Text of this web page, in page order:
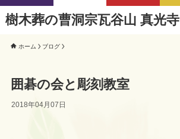
樹木葬の曹洞宗瓦谷山 真光寺
ホーム ブログ
囲碁の会と彫刻教室
2018年04月07日